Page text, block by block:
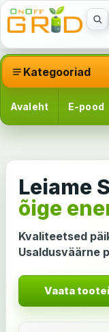
Kategooriad
Avaleht E-pood
Leiame
õige
Kvaliteetsed
Usaldusväärne
Vaata